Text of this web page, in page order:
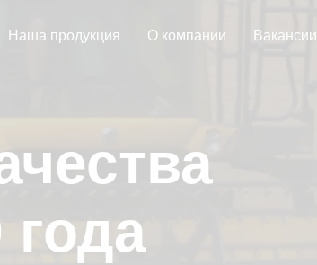
Наша продукция О компании Вакансии
года